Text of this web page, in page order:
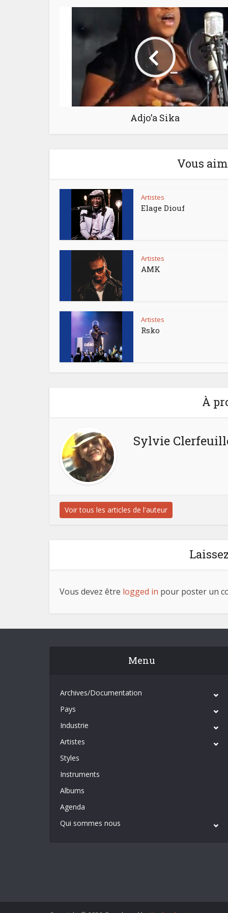
Adjo’a Sika
Vous
Artistes
Elage Diouf
Artistes
AMK
Artistes
Rsko
À
Sylvie
Voir tous les articles de l'auteur
Vous devez être logged in pour poster un
Menu
Archives/Documentation
Pays
Industrie
Artistes
Styles
Instruments
Albums
Agenda
Qui sommes nous